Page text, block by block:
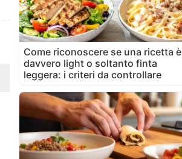
Come riconoscere se una ricetta è
davvero light o soltanto finta
leggera: i criteri da controllare